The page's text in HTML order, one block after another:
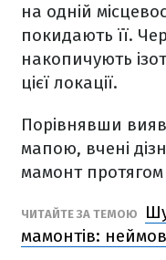
на одній
покидають її.
накопичують
цієї локації.
Порівнявши
мапою, вчені
мамонт
ЧИТАЙТЕ ЗА ТЕМОЮ
мамонтів: